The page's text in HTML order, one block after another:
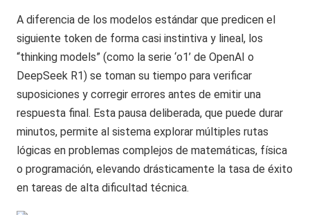
A diferencia de los modelos estándar que predicen el
siguiente token de forma casi instintiva y lineal, los
“thinking models” (como la serie ‘o1’ de OpenAI o
DeepSeek R1) se toman su tiempo para verificar
suposiciones y corregir errores antes de emitir una
respuesta final. Esta pausa deliberada, que puede durar
minutos, permite al sistema explorar múltiples rutas
lógicas en problemas complejos de matemáticas, física
o programación, elevando drásticamente la tasa de éxito
en tareas de alta dificultad técnica.